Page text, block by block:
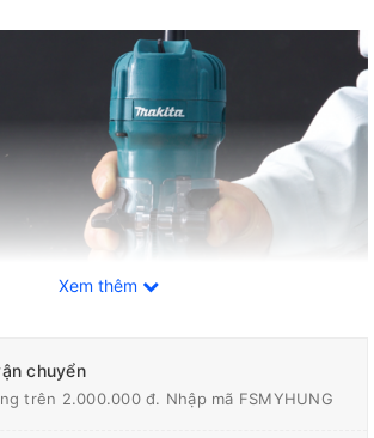
Xem thêm
chuyển
trên 2.000.000 đ. Nhập mã FSMYHUNG